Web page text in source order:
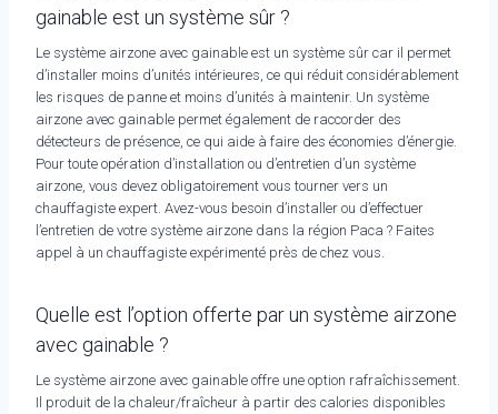
gainable est un système sûr ?
Le système airzone avec gainable est un système sûr car il permet
d’installer moins d’unités intérieures, ce qui réduit considérablement
les risques de panne et moins d’unités à maintenir. Un système
airzone avec gainable permet également de raccorder des
détecteurs de présence, ce qui aide à faire des économies d’énergie.
Pour toute opération d’installation ou d’entretien d’un système
airzone, vous devez obligatoirement vous tourner vers un
chauffagiste expert. Avez-vous besoin d’installer ou d’effectuer
l’entretien de votre système airzone dans la région Paca ? Faites
appel à un chauffagiste expérimenté près de chez vous.
Quelle est l’option offerte par un système airzone
avec gainable ?
Le système airzone avec gainable offre une option rafraîchissement.
Il produit de la chaleur/fraîcheur à partir des calories disponibles